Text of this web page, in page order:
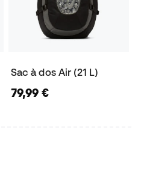
Sac à dos Air (21 L)
79,99 €